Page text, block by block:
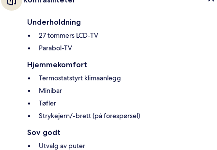
Underholdning
27 tommers LCD-TV
Parabol-TV
Hjemmekomfort
Termostatstyrt klimaanlegg
Minibar
Tøfler
Strykejern/-brett (på forespørsel)
Sov godt
Utvalg av puter